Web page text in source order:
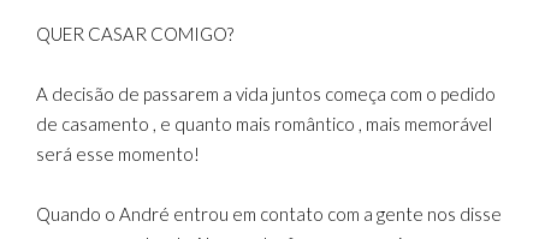
QUER CASAR COMIGO?
A decisão de passarem a vida juntos começa com o pedido
de casamento , e quanto mais romântico , mais memorável
será esse momento!
Quando o André entrou em contato com a gente nos disse